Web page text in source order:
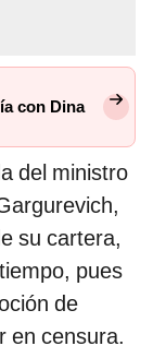
con Dina
del ministro
su cartera,
pues
de
en censura.